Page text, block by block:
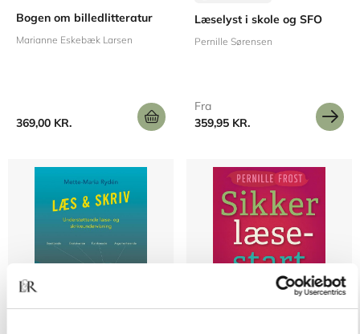
Bogen om billedlitteratur
Marianne Eskebæk Larsen
369,00 KR.
Læselyst i skole og SFO
Pernille Sørensen
Fra
359,95 KR.